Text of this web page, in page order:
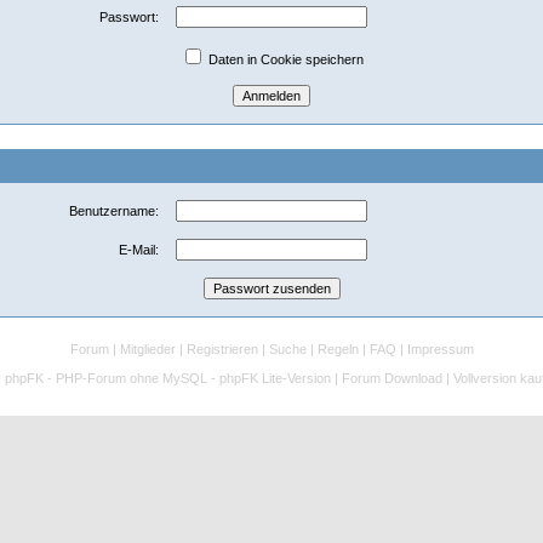
Passwort:
Daten in Cookie speichern
Benutzername:
E-Mail:
Forum Mitglieder Registrieren Suche Regeln FAQ
Impressum
phpFK - PHP-Forum ohne MySQL - phpFK Lite-Version Forum Download Vollversion